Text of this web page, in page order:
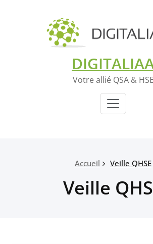
Votre allié QSA & HSE
Accueil Veille QHSE
Veille